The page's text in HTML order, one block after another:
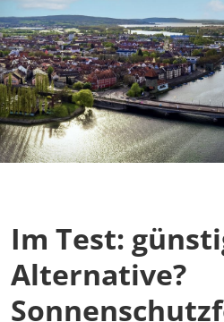
Im Test:
Alternative?